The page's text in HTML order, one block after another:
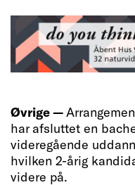
Øvrige —
har afsluttet en
videregående
hvilken 2-årig
videre på.